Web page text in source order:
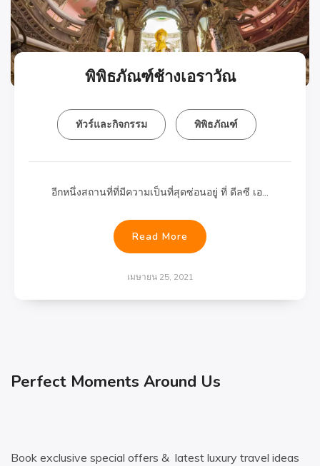
พิพิธภัณฑ์ช้างเอราวัณ
ทัวร์และกิจกรรม พิพิธภัณฑ์
อีกหนึ่งสถานที่ที่มีความเป็นที่สุดซ่อนอยู่ ที่ ดีลซี เอ…
Read More
เมษายน 25, 2021
Perfect Moments Around Us
Book exclusive special offers & latest luxury travel ideas